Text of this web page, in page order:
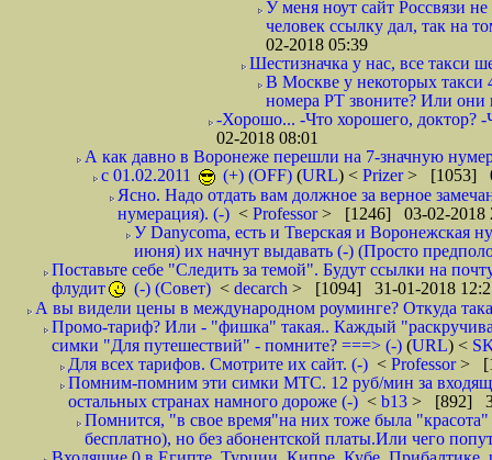
У меня ноут сайт Россвязи
человек ссылку дал, так на
02-2018 05:39
Шестизначка у нас, все такси
В Москве у некоторых такси
номера РТ звоните? Или они
-Хорошо... -Что хорошего, доктор?
02-2018 08:01
А как давно в Воронеже перешли на 7-значную
с 01.02.2011
(+) (OFF) (URL) < Prizer> [1053]
Ясно. Надо отдать вам должное за верное
нумерация). (-) < Professor> [1246] 03-02-2018
У Danycoma, есть и Тверская и Воронежская
июня) их начнут выдавать (-) (Просто
Поставьте себе "Следить за темой". Будут ссылки на
флудит
(-) (Совет) < decarch > [1094] 31-01-2018
А вы видели цены в международном роуминге? Откуда
Промо-тариф? Или - "фишка" такая.. Каждый
симки "Для путешествий" - помните? ===> (-) (URL) <
Для всех тарифов. Смотрите их сайт. (-) < Professor>
Помним-помним эти симки МТС. 12 руб/мин за
остальных странах намного дороже (-) < b13 > [892]
Помнится, "в свое время"на них тоже была
бесплатно), но без абонентской платы.Или чего